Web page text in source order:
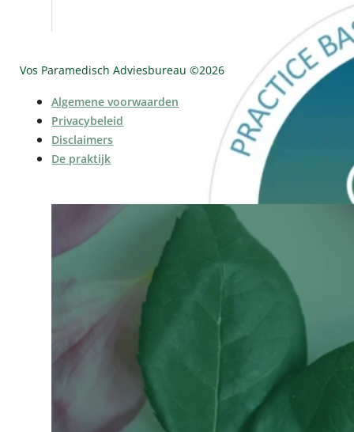
Vos Paramedisch Adviesbureau ©2026
Algemene voorwaarden
Privacybeleid
Disclaimers
De praktijk